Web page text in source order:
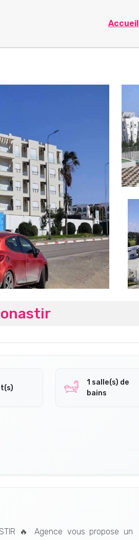
Accueil
1 salle(s) de
bains
🔥 Agence vous propose un